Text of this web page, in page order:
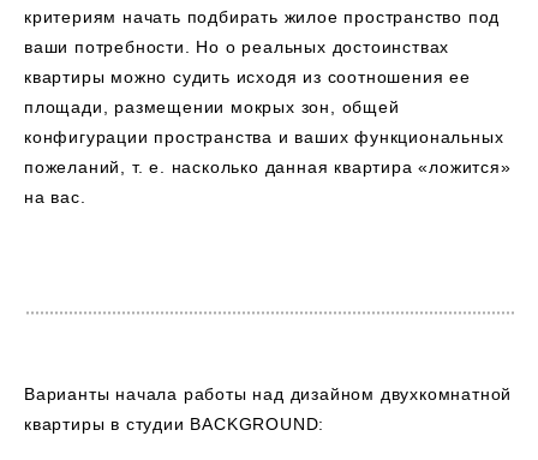
критериям начать подбирать жилое пространство под
ваши потребности. Но о реальных достоинствах
квартиры можно судить исходя из соотношения ее
площади, размещении мокрых зон, общей
конфигурации пространства и ваших функциональных
пожеланий, т. е. насколько данная квартира «ложится»
на вас.
Варианты начала работы над дизайном двухкомнатной
квартиры в студии BACKGROUND: